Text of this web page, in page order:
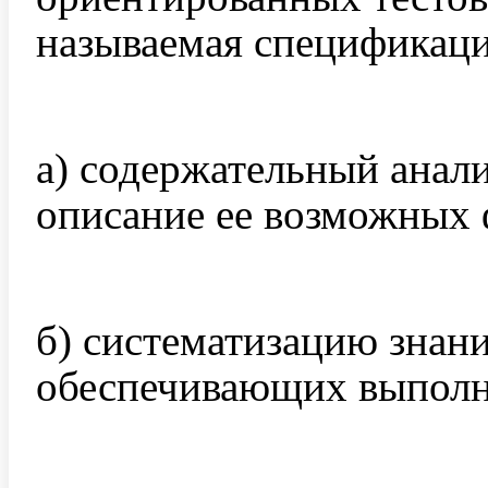
называемая
а) содержательный
описание ее
б) систематизацию
обеспечивающих